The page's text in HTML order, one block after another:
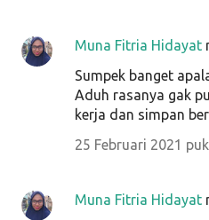
Muna Fitria Hidayat
Sumpek banget
Aduh rasanya gak
kerja dan simpan
25 Februari 2021
Muna Fitria Hidayat